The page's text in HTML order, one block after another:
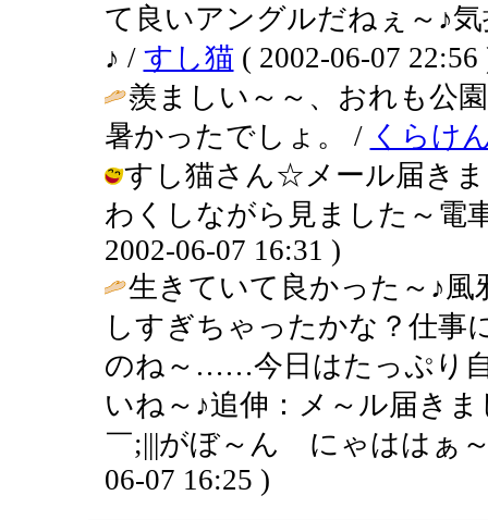
て良いアングルだねぇ～♪
♪ / すし猫 ( 2002-06-07 22:56
羨ましい～～、おれも公
暑かったでしょ。 / くらけ
すし猫さん☆メール届き
わくしながら見ました～電
2002-06-07 16:31 )
生きていて良かった～♪
しすぎちゃったかな？仕事
のね～……今日はたっぷり
いね～♪追伸：メ～ル届き
￣;|||がぼ～ん にゃははぁ
06-07 16:25 )